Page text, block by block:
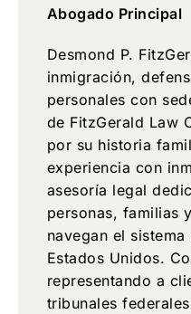
Abogado Principal
Desmond P.
inmigración,
personales con
de FitzGerald Law
por su historia
experiencia con
asesoría legal
personas, familias
navegan el
Estados Unidos.
representando a
tribunales